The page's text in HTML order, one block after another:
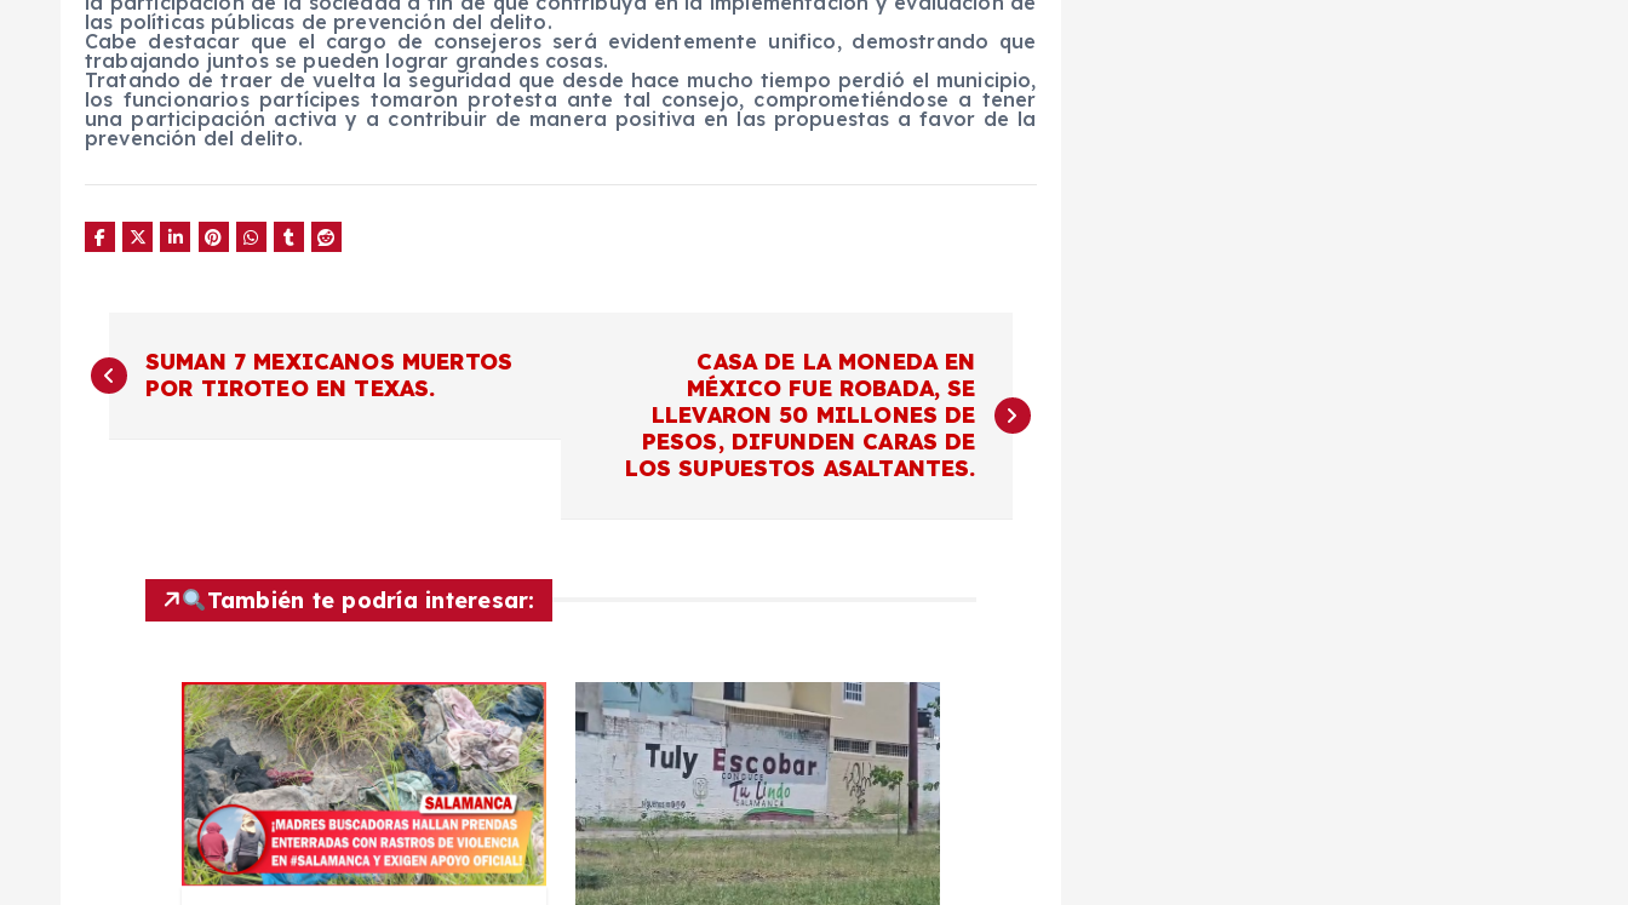
las políticas públicas de prevención del delito.
Cabe destacar que el cargo de consejeros será evidentemente unifico, demostrando que
trabajando juntos se pueden lograr grandes cosas.
Tratando de traer de vuelta la seguridad que desde hace mucho tiempo perdió el municipio,
los funcionarios partícipes tomaron protesta ante tal consejo, comprometiéndose a tener
una participación activa y a contribuir de manera positiva en las propuestas a favor de la
prevención del delito.
N
a
SUMAN 7 MEXICANOS MUERTOS
POR TIROTEO EN TEXAS.
CASA DE LA MONEDA EN
MÉXICO FUE ROBADA, SE
LLEVARON 50 MILLONES DE
PESOS, DIFUNDEN CARAS DE
LOS SUPUESTOS ASALTANTES.
También te podría interesar: